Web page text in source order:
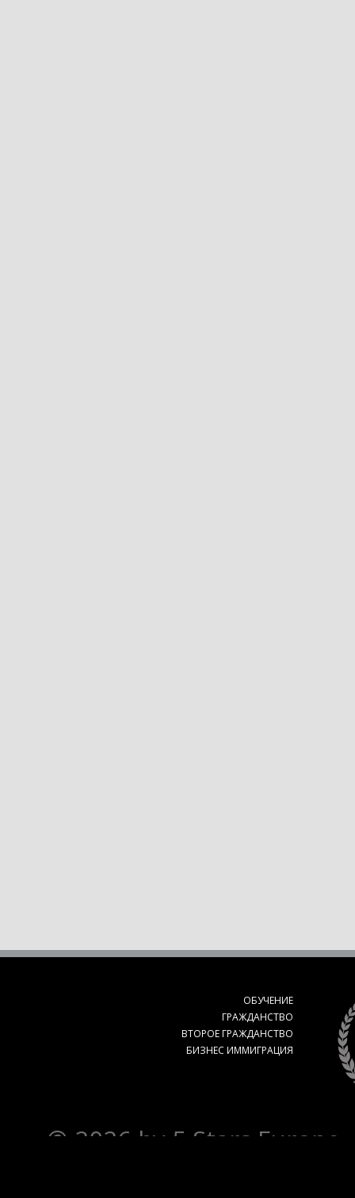
ОБУЧЕНИЕ
ГРАЖДАНСТВО
ВТОРОЕ ГРАЖДАНСТВО
БИЗНЕС ИММИГРАЦИЯ
© 2026 by 5 Stars